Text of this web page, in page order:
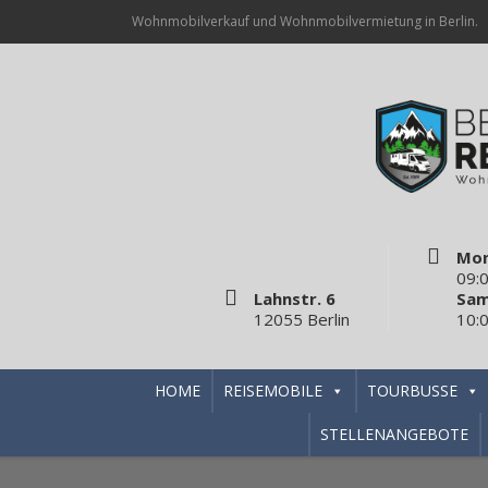
Wohnmobilverkauf und Wohnmobilvermietung in Berlin.
Lahnstr. 6
12055 Berlin
HOME REISEMOBILE TOURBUSSE
STELLENANGEBOTE